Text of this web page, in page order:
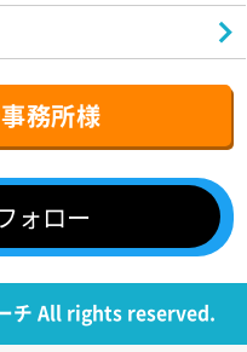
務所様
ォロー
チ All rights reserved.